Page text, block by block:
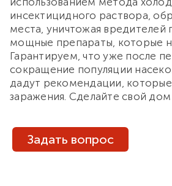
инсектицидного раствора,
места, уничтожая
мощные препараты, которые
Гарантируем, что уже после
сокращение популяции
дадут рекомендации,
заражения. Сделайте свой
Задать вопрос